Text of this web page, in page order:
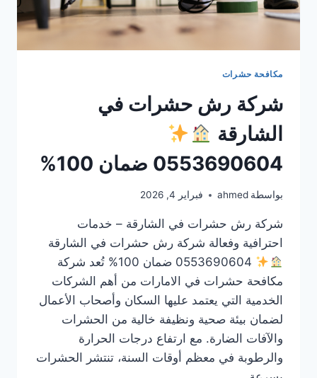
مكافحة حشرات
شركة رش حشرات في
الشارقة
0553690604 ضمان 100%
بواسطة ahmed فبراير 4, 2026
شركة رش حشرات في الشارقة – خدمات
احترافية وفعالة شركة رش حشرات في الشارقة
0553690604 ضمان 100% تُعد شركة
مكافحة حشرات في الامارات من أهم الشركات
الخدمية التي يعتمد عليها السكان وأصحاب الأعمال
لضمان بيئة صحية ونظيفة خالية من الحشرات
والآفات الضارة. مع ارتفاع درجات الحرارة
والرطوبة في معظم أوقات السنة، تنتشر الحشرات